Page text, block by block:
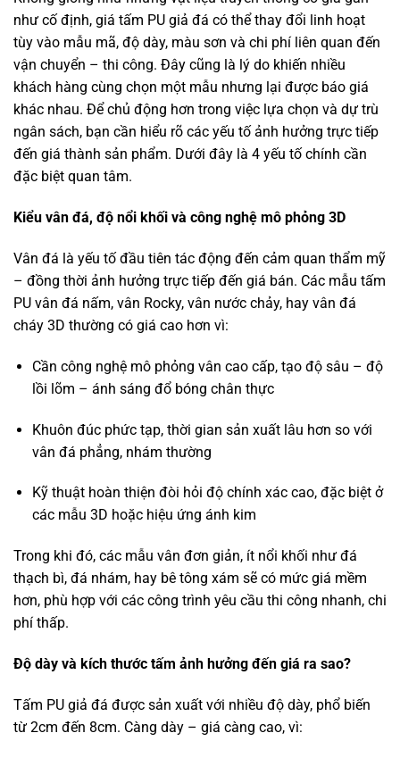
như cố định, giá tấm PU giả đá có thể thay đổi linh hoạt
tùy vào mẫu mã, độ dày, màu sơn và chi phí liên quan đến
vận chuyển – thi công. Đây cũng là lý do khiến nhiều
khách hàng cùng chọn một mẫu nhưng lại được báo giá
khác nhau. Để chủ động hơn trong việc lựa chọn và dự trù
ngân sách, bạn cần hiểu rõ các yếu tố ảnh hưởng trực tiếp
đến giá thành sản phẩm. Dưới đây là 4 yếu tố chính cần
đặc biệt quan tâm.
Kiểu vân đá, độ nổi khối và công nghệ mô phỏng 3D
Vân đá là yếu tố đầu tiên tác động đến cảm quan thẩm mỹ
– đồng thời ảnh hưởng trực tiếp đến giá bán. Các mẫu tấm
PU vân đá nấm, vân Rocky, vân nước chảy, hay vân đá
cháy 3D thường có giá cao hơn vì:
Cần công nghệ mô phỏng vân cao cấp, tạo độ sâu – độ
lồi lõm – ánh sáng đổ bóng chân thực
Khuôn đúc phức tạp, thời gian sản xuất lâu hơn so với
vân đá phẳng, nhám thường
Kỹ thuật hoàn thiện đòi hỏi độ chính xác cao, đặc biệt ở
các mẫu 3D hoặc hiệu ứng ánh kim
Trong khi đó, các mẫu vân đơn giản, ít nổi khối như đá
thạch bì, đá nhám, hay bê tông xám sẽ có mức giá mềm
hơn, phù hợp với các công trình yêu cầu thi công nhanh, chi
phí thấp.
Độ dày và kích thước tấm ảnh hưởng đến giá ra sao?
Tấm PU giả đá được sản xuất với nhiều độ dày, phổ biến
từ 2cm đến 8cm. Càng dày – giá càng cao, vì: